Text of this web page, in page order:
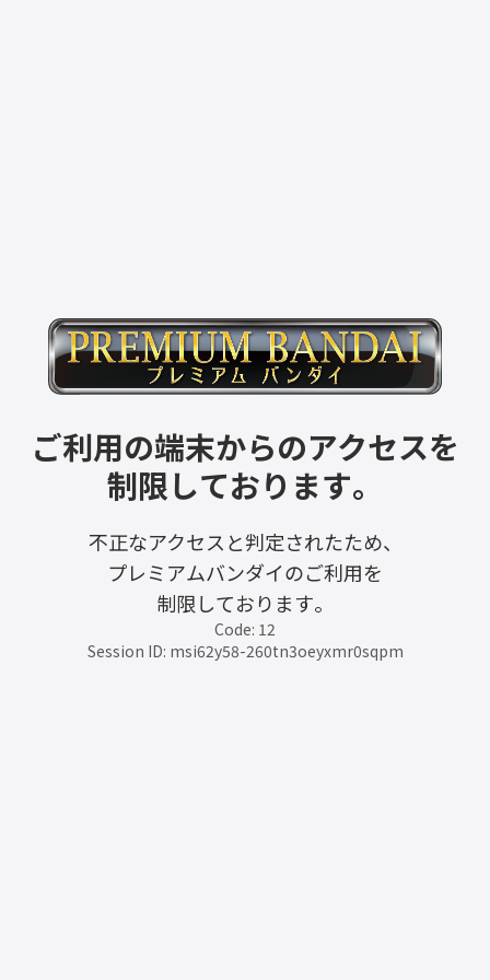
ご利用の端末からのアクセスを
制限しております。
不正なアクセスと判定されたため、
プレミアムバンダイのご利用を
制限しております。
Code: 12
Session ID: msi62y58-260tn3oeyxmr0sqpm